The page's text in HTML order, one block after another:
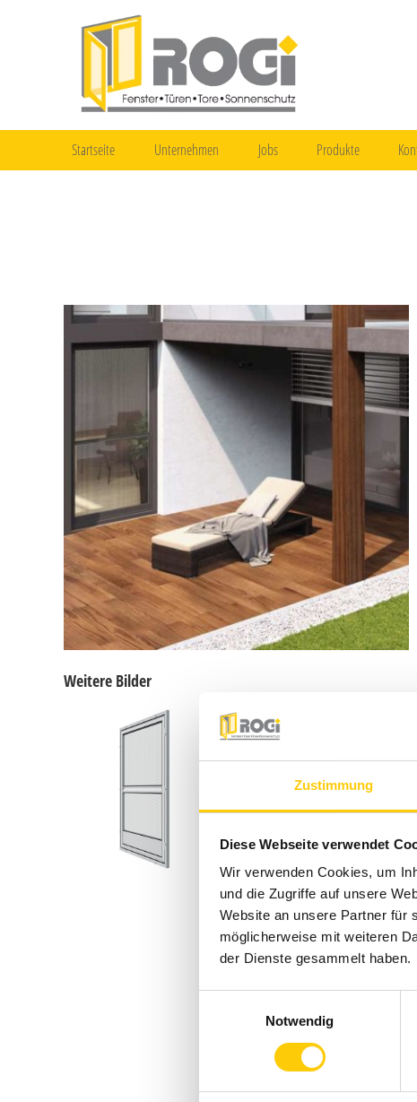
Zustimmung
Diese Webseite verwendet
Wir verwenden Cookies, um
und die Zugriffe auf unsere
Website an unsere Partner für
möglicherweise mit weiteren
der Dienste gesammelt haben.
Notwendig
Startseite Unternehmen Jobs Produkte
Weitere Bilder